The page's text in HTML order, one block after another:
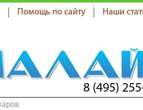
Помощь по сайту Наши
8 (495)